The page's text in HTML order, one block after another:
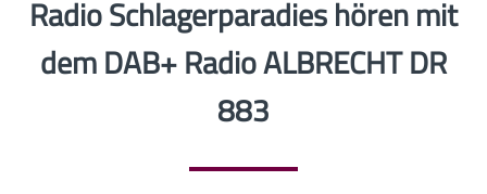
Radio Schlagerparadies hören mit
dem DAB+ Radio ALBRECHT DR
883